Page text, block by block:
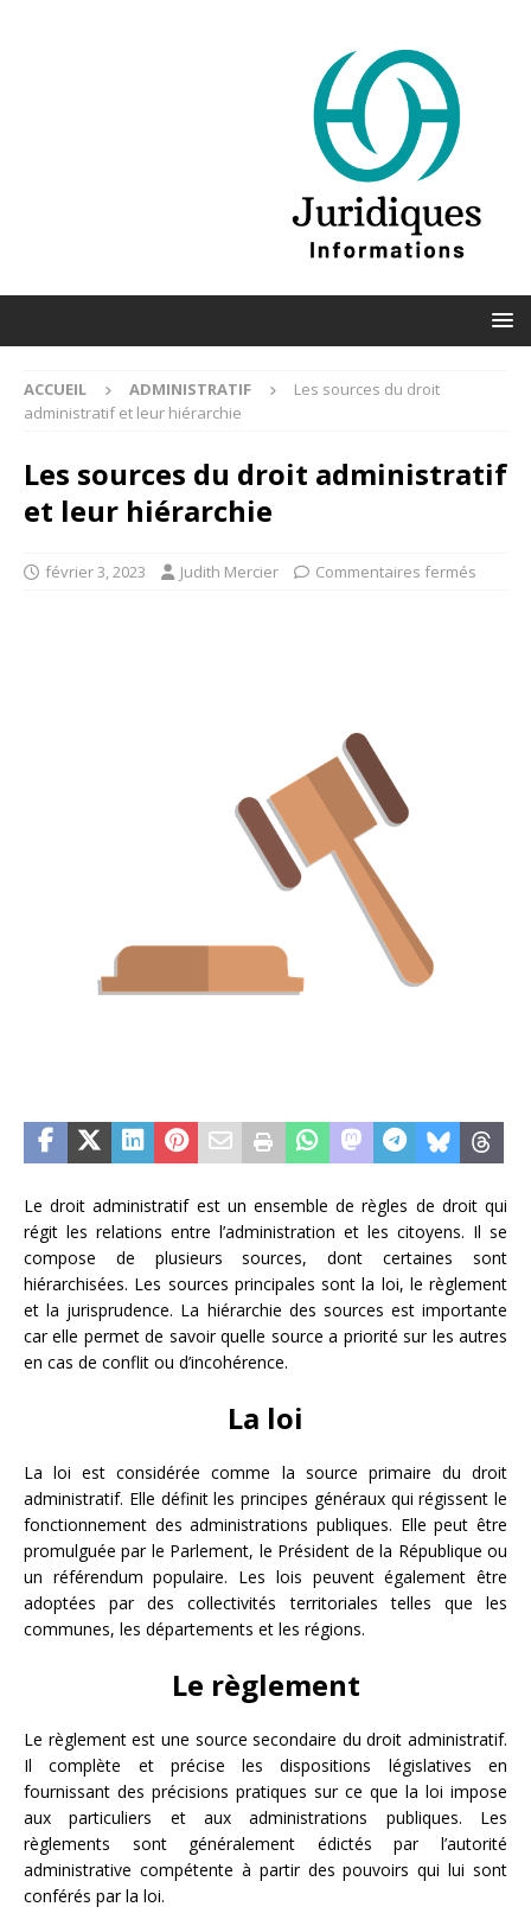
ACCUEIL ADMINISTRATIF
Les sources du droit
administratif et leur hiérarchie
Les sources du droit administratif
et leur hiérarchie
février 3, 2023 Judith Mercier Commentaires fermés
Le droit administratif est un ensemble de règles de droit qui
régit les relations entre l’administration et les citoyens. Il se
compose de plusieurs sources, dont certaines sont
hiérarchisées. Les sources principales sont la loi, le règlement
et la jurisprudence. La hiérarchie des sources est importante
car elle permet de savoir quelle source a priorité sur les autres
en cas de conflit ou d’incohérence.
La loi
La loi est considérée comme la source primaire du droit
administratif. Elle définit les principes généraux qui régissent le
fonctionnement des administrations publiques. Elle peut être
promulguée par le Parlement, le Président de la République ou
un référendum populaire. Les lois peuvent également être
adoptées par des collectivités territoriales telles que les
communes, les départements et les régions.
Le règlement
Le règlement est une source secondaire du droit administratif.
Il complète et précise les dispositions législatives en
fournissant des précisions pratiques sur ce que la loi impose
aux particuliers et aux administrations publiques. Les
règlements sont généralement édictés par l’autorité
administrative compétente à partir des pouvoirs qui lui sont
conférés par la loi.